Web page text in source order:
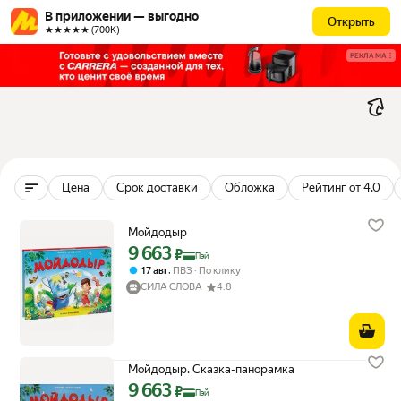
В приложении — выгодно
★★★★★ (700К)
Открыть
РЕКЛАМА
Цена Срок доставки Обложка Рейтинг от 4.0
Мойдодыр
Цена с картой Яндекс Пэй 9663 ₽ вместо
9 663₽ Пэй
17 авг, ПВЗ
По клику
СИЛА СЛОВА
4.8
Мойдодыр. Сказка-панорамка
Цена с картой Яндекс Пэй 9663 ₽ вместо
9 663₽ Пэй